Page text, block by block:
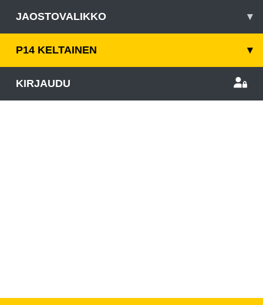
JAOSTOVALIKKO ▾
P14 KELTAINEN ▾
KIRJAUDU